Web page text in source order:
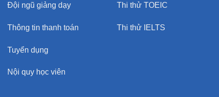
Đội ngũ giảng dạy
Thông tin thanh toán
Tuyển dụng
Nội quy học viên
Thi thử TOEIC
Thi thử IELTS